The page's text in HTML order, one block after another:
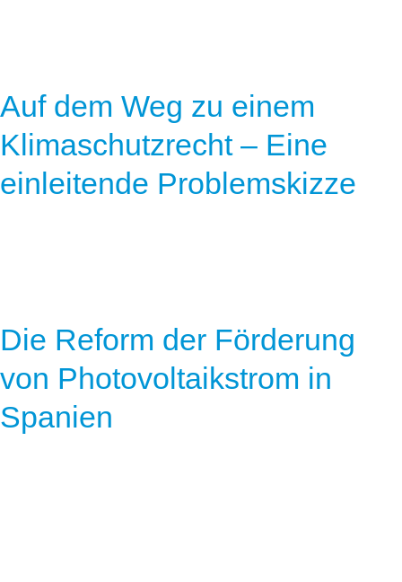
Auf dem Weg zu einem
Klimaschutzrecht – Eine
einleitende Problemskizze
Die Reform der Förderung
von Photovoltaikstrom in
Spanien